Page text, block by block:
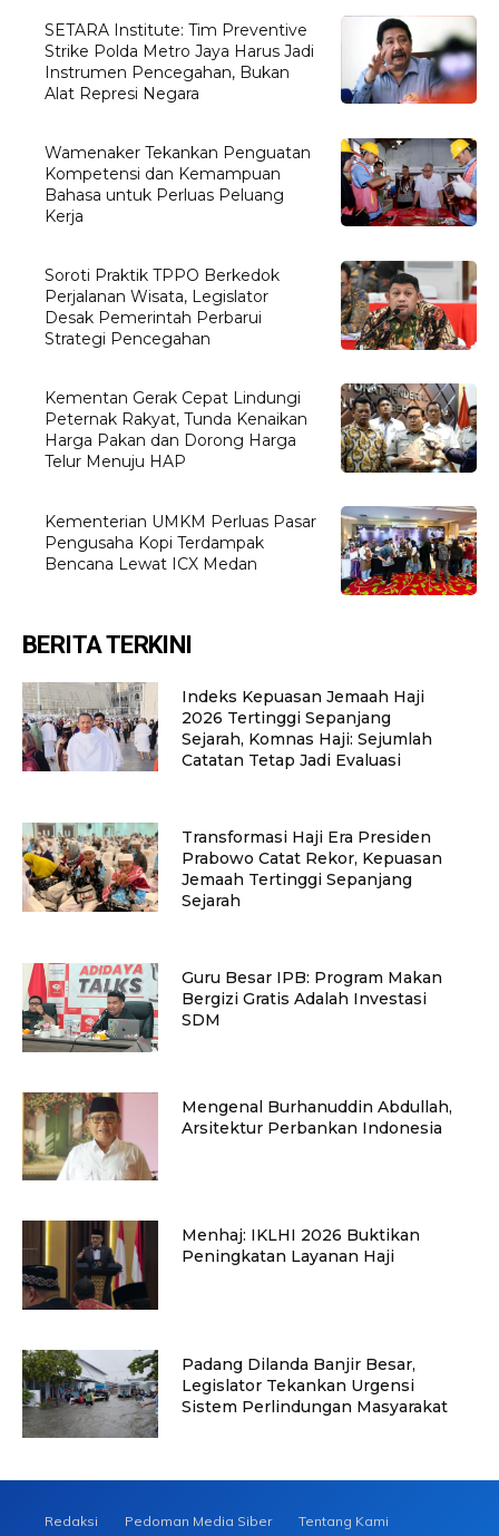
SETARA Institute: Tim Preventive
Strike Polda Metro Jaya Harus Jadi
Instrumen Pencegahan, Bukan
Alat Represi Negara
Wamenaker Tekankan Penguatan
Kompetensi dan Kemampuan
Bahasa untuk Perluas Peluang
Kerja
Soroti Praktik TPPO Berkedok
Perjalanan Wisata, Legislator
Desak Pemerintah Perbarui
Strategi Pencegahan
Kementan Gerak Cepat Lindungi
Peternak Rakyat, Tunda Kenaikan
Harga Pakan dan Dorong Harga
Telur Menuju HAP
Kementerian UMKM Perluas Pasar
Pengusaha Kopi Terdampak
Bencana Lewat ICX Medan
BERITA TERKINI
Indeks Kepuasan Jemaah Haji
2026 Tertinggi Sepanjang
Sejarah, Komnas Haji: Sejumlah
Catatan Tetap Jadi Evaluasi
Transformasi Haji Era Presiden
Prabowo Catat Rekor, Kepuasan
Jemaah Tertinggi Sepanjang
Sejarah
Guru Besar IPB: Program Makan
Bergizi Gratis Adalah Investasi
SDM
Mengenal Burhanuddin Abdullah,
Arsitektur Perbankan Indonesia
Menhaj: IKLHI 2026 Buktikan
Peningkatan Layanan Haji
Padang Dilanda Banjir Besar,
Legislator Tekankan Urgensi
Sistem Perlindungan Masyarakat
Redaksi Pedoman Media Siber Tentang Kami